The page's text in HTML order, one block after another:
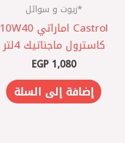
*زيوت و سوائل
Castrol اماراتي 10W40
كاسترول ماجناتيك 4لتر
EGP1,080
إضافة إلى السلة